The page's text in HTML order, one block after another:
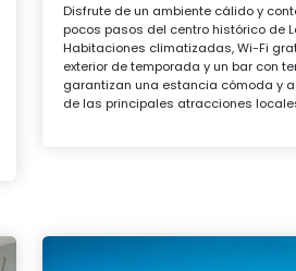
Disfrute de un ambiente cálido y
pocos pasos del centro histórico de
Habitaciones climatizadas, Wi-Fi
exterior de temporada y un bar con
garantizan una estancia cómoda y
de las principales atracciones